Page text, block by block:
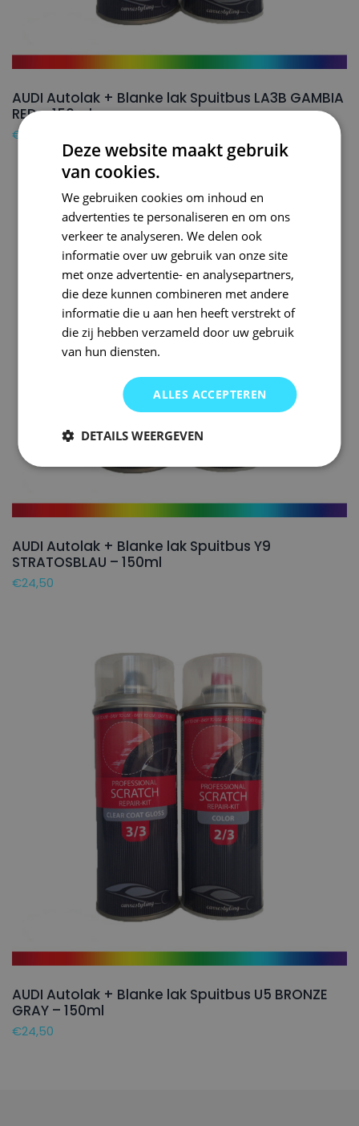
AUDI Autolak + Blanke lak Spuitbus LA3B GAMBIA
RED – 150ml
€
AUDI Autolak + Blanke lak Spuitbus Y9
STRATOSBLAU – 150ml
€24,50
AUDI Autolak + Blanke lak Spuitbus U5 BRONZE
GRAY – 150ml
€24,50
Deze website maakt gebruik
van cookies.
We gebruiken cookies om inhoud en
advertenties te personaliseren en om ons
verkeer te analyseren. We delen ook
informatie over uw gebruik van onze site
met onze advertentie- en analysepartners,
die deze kunnen combineren met andere
informatie die u aan hen heeft verstrekt of
die zij hebben verzameld door uw gebruik
van hun diensten.
ALLES ACCEPTEREN
DETAILS WEERGEVEN